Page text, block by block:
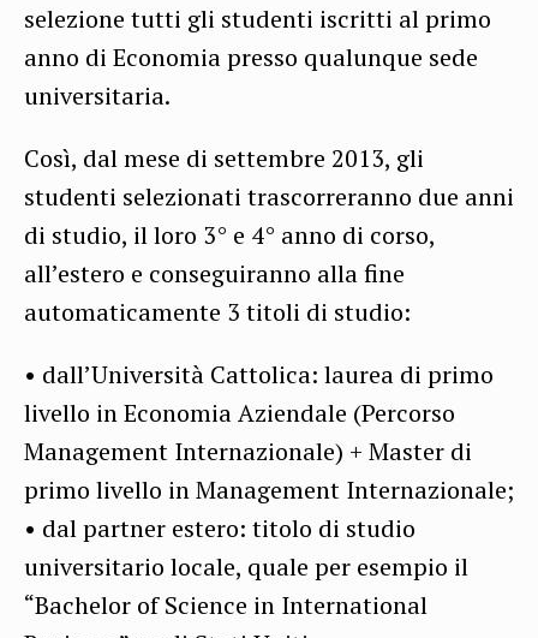
selezione tutti gli studenti iscritti al primo
anno di Economia presso qualunque sede
universitaria.
Così, dal mese di settembre 2013, gli
studenti selezionati trascorreranno due anni
di studio, il loro 3° e 4° anno di corso,
all’estero e conseguiranno alla fine
automaticamente 3 titoli di studio:
• dall’Università Cattolica: laurea di primo
livello in Economia Aziendale (Percorso
Management Internazionale) + Master di
primo livello in Management Internazionale;
• dal partner estero: titolo di studio
universitario locale, quale per esempio il
“Bachelor of Science in International